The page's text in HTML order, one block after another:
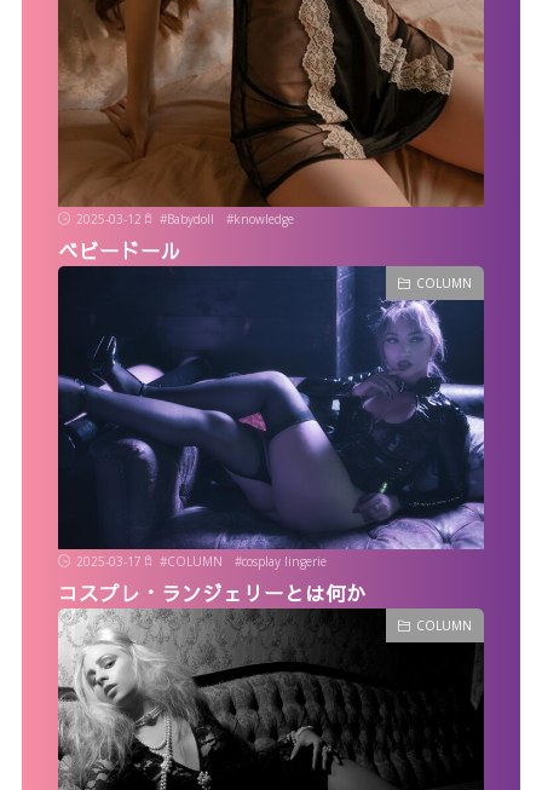
2025-03-12 #Babydoll #knowledge
ベビードール
COLUMN
2025-03-17 #COLUMN #cosplay lingerie
コスプレ・ランジェリーとは何か
COLUMN